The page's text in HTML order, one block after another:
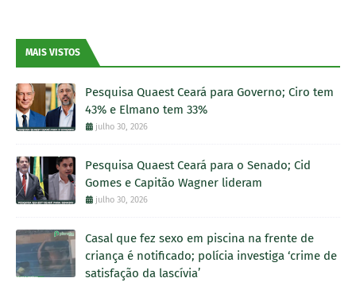
MAIS VISTOS
Pesquisa Quaest Ceará para Governo; Ciro tem
43% e Elmano tem 33%
julho 30, 2026
Pesquisa Quaest Ceará para o Senado; Cid
Gomes e Capitão Wagner lideram
julho 30, 2026
Casal que fez sexo em piscina na frente de
criança é notificado; polícia investiga ‘crime de
satisfação da lascívia’